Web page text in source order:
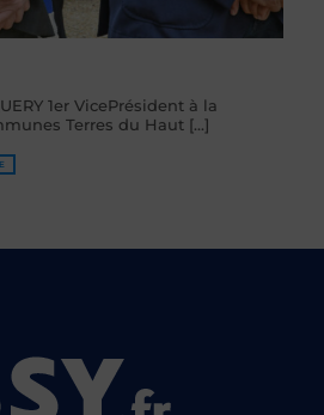
1er VicePrésident à la
Terres du Haut [...]